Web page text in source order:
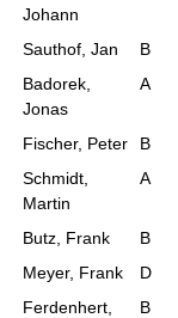
Johann
Sauthof, Jan B
Badorek,
Jonas
A
Fischer, Peter B
Schmidt,
Martin
A
Butz, Frank B
Meyer, Frank
D
Ferdenhert,
B